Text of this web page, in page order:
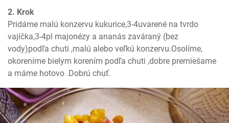
2. Krok
Pridáme malú konzervu kukurice,3-4uvarené na tvrdo
vajíčka,3-4pl majonézy a ananás zaváraný (bez
vody)podľa chuti ,malú alebo veľkú konzervu.Osolíme,
okoreníme bielym korením podľa chuti ,dobre premiešame
a máme hotovo .Dobrú chuť.